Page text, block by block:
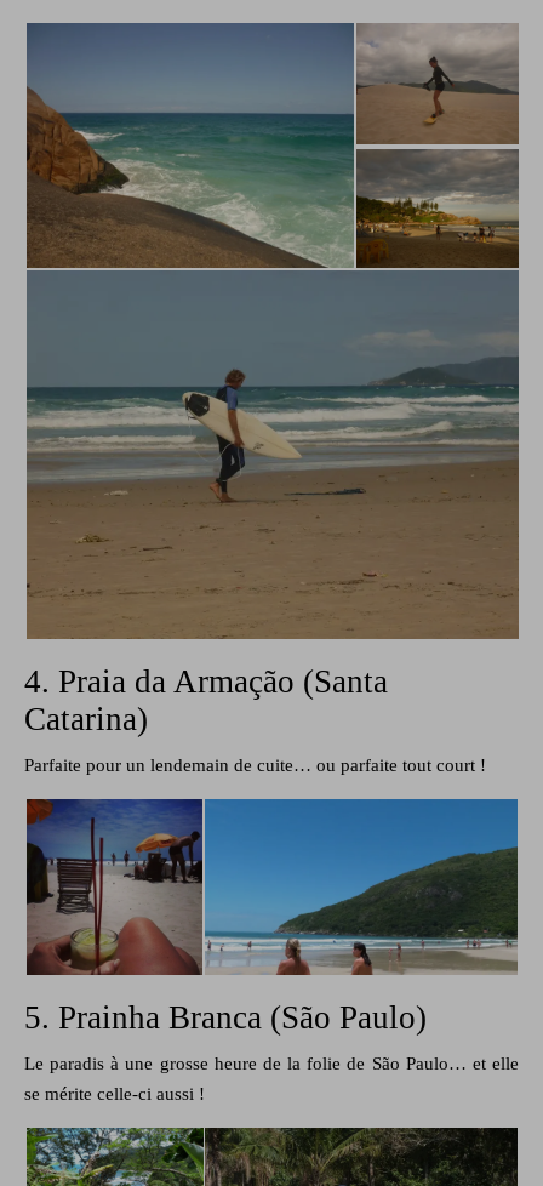
4. Praia da Armação (Santa
Catarina)
Parfaite pour un lendemain de cuite… ou parfaite tout court !
5. Prainha Branca (São Paulo)
Le paradis à une grosse heure de la folie de São Paulo… et elle
se mérite celle-ci aussi !